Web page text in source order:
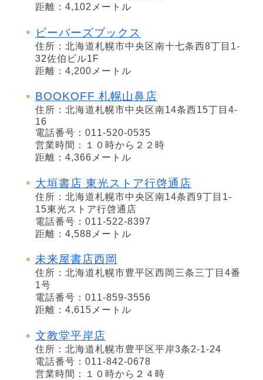
距離：4,102メートル
ビーバーズブックス
住所：北海道札幌市中央区南十七条西8丁目1-
32佐伯ビル1F
距離：4,200メートル
BOOKOFF 札幌山鼻店
住所：北海道札幌市中央区南14条西15丁目4-
16
電話番号：011-520-0535
営業時間：１０時から２２時
距離：4,366メートル
大垣書店 東光ストア行啓通店
住所：北海道札幌市中央区南14条西9丁目1-
15東光ストア行啓通店
電話番号：011-522-8397
距離：4,588メートル
未来屋書店西岡
住所：北海道札幌市豊平区西岡三条三丁目4番
1号
電話番号：011-859-3556
距離：4,615メートル
文教堂平岸店
住所：北海道札幌市豊平区平岸3条2-1-24
電話番号：011-842-0678
営業時間：１０時から２４時